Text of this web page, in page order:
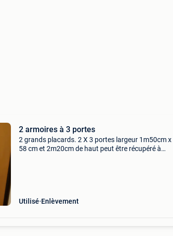
2 armoires à 3 portes
2 grands placards. 2 X 3 portes largeur 1m50cm x
58 cm et 2m20cm de haut peut être récupéré à
Utilisé Enlèvement